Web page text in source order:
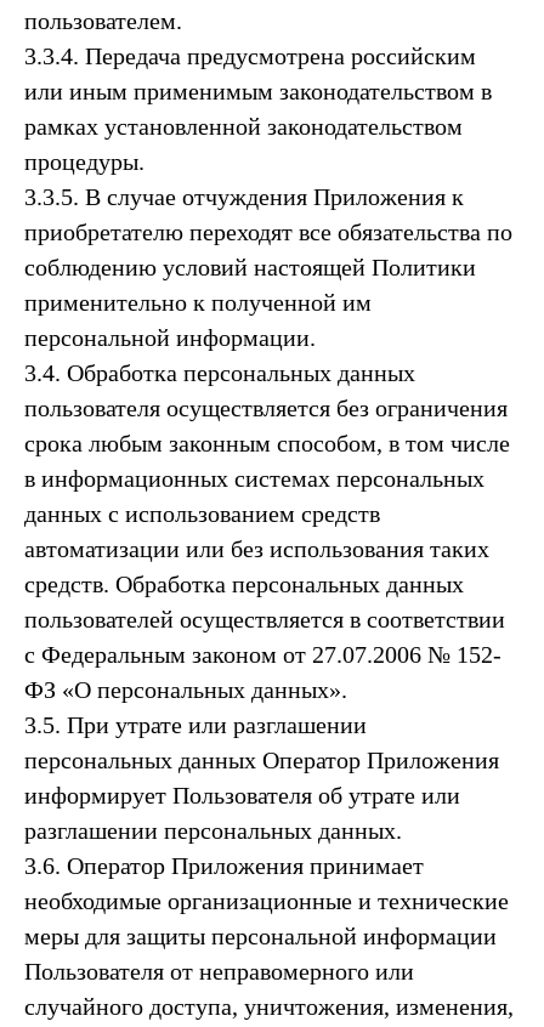
пользователем.
3.3.4. Передача предусмотрена российским
или иным применимым законодательством в
рамках установленной законодательством
процедуры.
3.3.5. В случае отчуждения Приложения к
приобретателю переходят все обязательства по
соблюдению условий настоящей Политики
применительно к полученной им
персональной информации.
3.4. Обработка персональных данных
пользователя осуществляется без ограничения
срока любым законным способом, в том числе
в информационных системах персональных
данных с использованием средств
автоматизации или без использования таких
средств. Обработка персональных данных
пользователей осуществляется в соответствии
с Федеральным законом от 27.07.2006 № 152-
ФЗ «О персональных данных».
3.5. При утрате или разглашении
персональных данных Оператор Приложения
информирует Пользователя об утрате или
разглашении персональных данных.
3.6. Оператор Приложения принимает
необходимые организационные и технические
меры для защиты персональной информации
Пользователя от неправомерного или
случайного доступа, уничтожения, изменения,